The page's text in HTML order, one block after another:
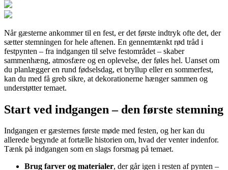
Når gæsterne ankommer til en fest, er det første indtryk ofte det, der
sætter stemningen for hele aftenen. En gennemtænkt rød tråd i
festpynten – fra indgangen til selve festområdet – skaber
sammenhæng, atmosfære og en oplevelse, der føles hel. Uanset om
du planlægger en rund fødselsdag, et bryllup eller en sommerfest,
kan du med få greb sikre, at dekorationerne hænger sammen og
understøtter temaet.
Start ved indgangen – den første stemning
Indgangen er gæsternes første møde med festen, og her kan du
allerede begynde at fortælle historien om, hvad der venter indenfor.
Tænk på indgangen som en slags forsmag på temaet.
Brug farver og materialer, der går igen i resten af pynten –